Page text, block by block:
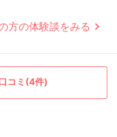
方の体験談をみる
コミ(4件)